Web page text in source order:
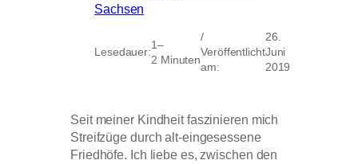
Sachsen
Lindenau
Lesedauer:
1–
2 Minuten
/
Veröffentlicht
am:
26.
Juni
2019
Seit meiner Kindheit faszinieren mich
Streifzüge durch alt-eingesessene
Friedhöfe. Ich liebe es, zwischen den